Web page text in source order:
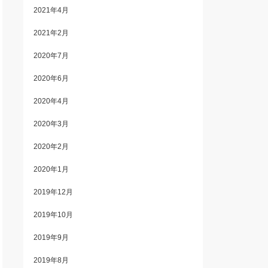
2021年4月
2021年2月
2020年7月
2020年6月
2020年4月
2020年3月
2020年2月
2020年1月
2019年12月
2019年10月
2019年9月
2019年8月